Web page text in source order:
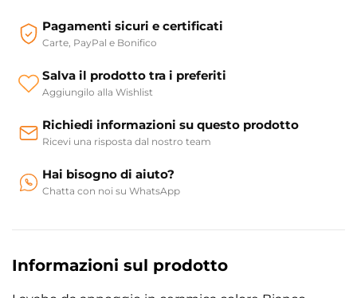
Pagamenti sicuri e certificati
Carte, PayPal e Bonifico
Salva il prodotto tra i preferiti
Aggiungilo alla Wishlist
Richiedi informazioni su questo prodotto
Ricevi una risposta dal nostro team
Hai bisogno di aiuto?
Chatta con noi su WhatsApp
Informazioni sul prodotto